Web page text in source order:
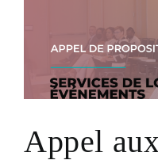
Appel